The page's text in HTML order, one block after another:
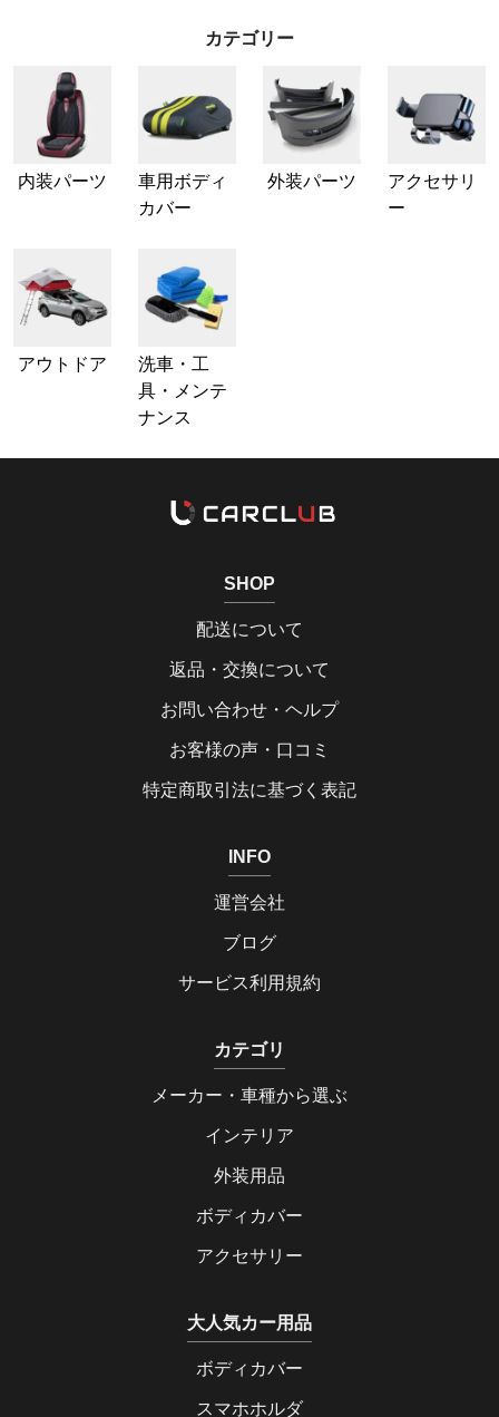
カテゴリー
内装パーツ
車用ボディ
カバー
外装パーツ
アクセサリ
ー
アウトドア
洗車・工
具・メンテ
ナンス
SHOP
配送について
返品・交換について
お問い合わせ・ヘルプ
お客様の声・口コミ
特定商取引法に基づく表記
INFO
運営会社
ブログ
サービス利用規約
カテゴリ
メーカー・車種から選ぶ
インテリア
外装用品
ボディカバー
アクセサリー
大人気カー用品
ボディカバー
スマホホルダ